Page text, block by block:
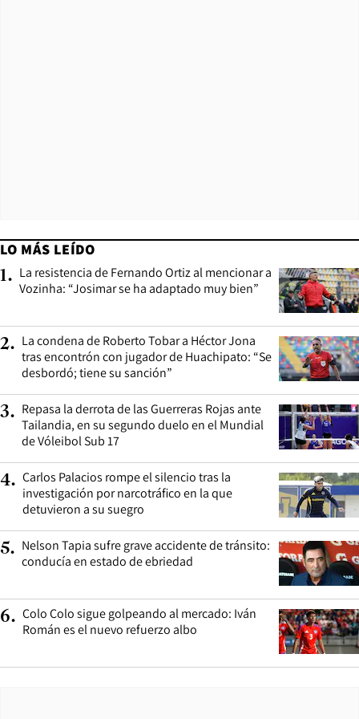
LO MÁS LEÍDO
1. La resistencia de Fernando Ortiz al mencionar a
Vozinha: “Josimar se ha adaptado muy bien”
2. La condena de Roberto Tobar a Héctor Jona
tras encontrón con jugador de Huachipato: “Se
desbordó; tiene su sanción”
3. Repasa la derrota de las Guerreras Rojas ante
Tailandia, en su segundo duelo en el Mundial
de Vóleibol Sub 17
4. Carlos Palacios rompe el silencio tras la
investigación por narcotráfico en la que
detuvieron a su suegro
5. Nelson Tapia sufre grave accidente de tránsito:
conducía en estado de ebriedad
6. Colo Colo sigue golpeando al mercado: Iván
Román es el nuevo refuerzo albo